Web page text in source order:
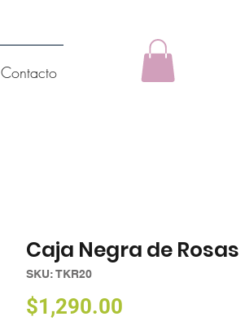
Contacto
Caja Negra de Rosas
SKU: TKR20
$1,290.00